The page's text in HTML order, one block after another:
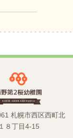
札幌市西区西町北
１８丁目4-15